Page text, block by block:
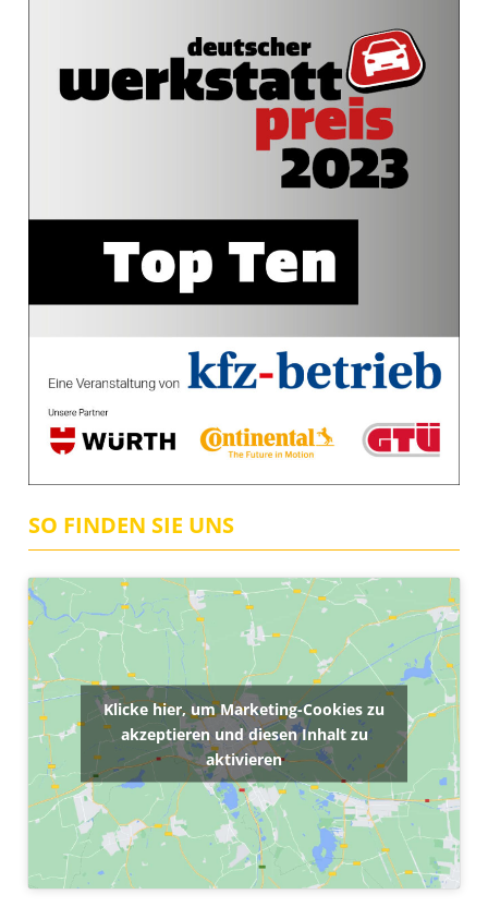
SO FINDEN SIE UNS
Klicke hier, um Marketing-Cookies zu
akzeptieren und diesen Inhalt zu
aktivieren